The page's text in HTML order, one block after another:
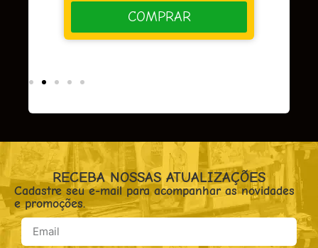
COMPRAR
RECEBA NOSSAS ATUALIZAÇÕES
Cadastre seu e-mail para acompanhar as novidades
e promoções.